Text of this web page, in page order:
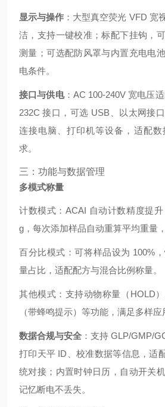
显示与操作 ：大型真空荧光 VFD 宽
洁，支持一键校准；标配下挂钩，
测量；可选配防风罩与内置充电电
电条件。
接口与供电：AC 100-240V 宽电压
232C 接口，可选 USB、以太网接
连接电脑、打印机等设备，适配
求。
三：功能与数据管理
多模式称量
计数模式：ACAI 自动计数精度提
g，每次添加样品自动重算平均重量
百分比模式：可将样品设为 100%
量占比，适配配方与混合比例称量。
其他模式：支持动物称量（HOLD
（带蜂鸣提示）等功能，满足多样应
数据合规与安全 ：支持 GLP/GMP/
打印天平 ID、校准数据等信息，适
统对接；内置时钟日历，自动开关
记忆断电不丢失。